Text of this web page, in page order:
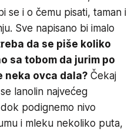
se i o čemu pisati, taman i
Sve napisano bi imalo
da se piše koliko
sa tobom da jurim po
neka ovca dala? Čekaj
lanolin najvećeg
podignemo nivo
i mleku nekoliko puta,